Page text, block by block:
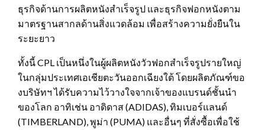
ธุรกิจด้านการผลิตหนังสำเร็จรูป และธุรกิจฟอกหนังตาม
มาตรฐานสากลด้านสิ่งแวดล้อม เพื่อสร้างความยั่งยืนใน
ระยะยาว
ทั้งนี้ CPL เป็นหนึ่งในผู้ผลิตหนังวัวฟอกสำเร็จรูปรายใหญ่
ในกลุ่มประเทศเอเชียตะวันออกเฉียงใต้ โดยผลิตภัณฑ์ขอ
งบริษัทฯ ได้รับความไว้วางใจจากเจ้าของแบรนด์ชั้นนำ
ของโลก อาทิเช่น อาดิดาส (ADIDAS), ทิมเบอร์แลนด์
(TIMBERLAND), พูม่า (PUMA) และอื่นๆ ที่สั่งซื้อเพื่อใช้